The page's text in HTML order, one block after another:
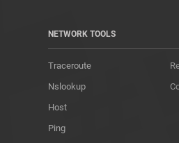
NETWORK TOOLS
Traceroute
Nslookup
Host
Ping